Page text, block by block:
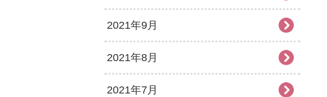
2021年9月
2021年8月
2021年7月